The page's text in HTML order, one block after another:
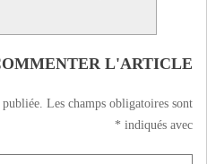
L'ARTICLE
publiée. Les champs obligatoires sont
indiqués avec
*